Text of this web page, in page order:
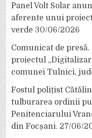
Panel Volt Solar
aferente unui
verde 30/06/2026
Comunicat de
proiectul
comunei Tulnici,
Fostul polițist
tulburarea ordinii
Penitenciarului
din Focșani. 27/06/